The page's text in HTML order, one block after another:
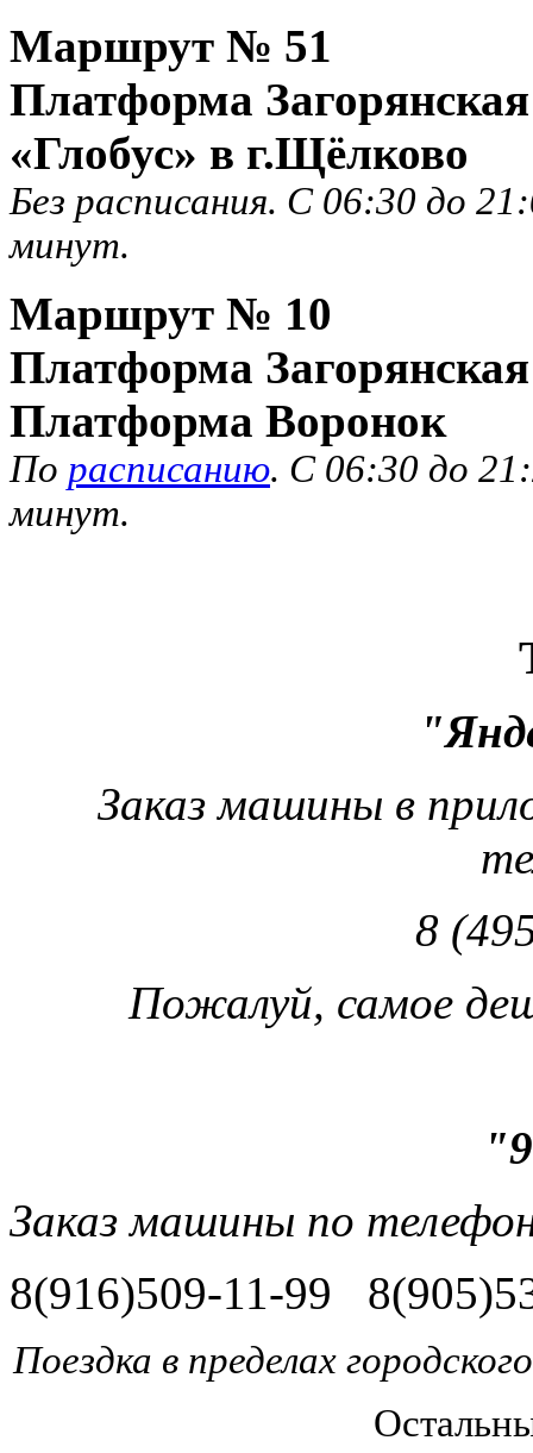
Маршрут № 51
Платформа
«Глобус» в г.Щёлково
Без расписания. С 06:30 до
минут.
Маршрут № 10
Платформа
Платформа Воронок
По расписанию. С 06:30 до
минут.
Заказ машины в
8
Пожалуй, самое
Заказ машины по
8(916)509-11-99
Поездка в пределах